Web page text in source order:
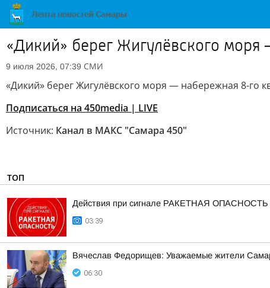
«Дикий» берег Жигулёвского
9 июля 2026, 07:39 СМИ
«Дикий» берег Жигулёвского моря — набережная 8-го
Подписаться на 450media | LIVE
Источник: Канал в МАКС "Самара 450"
ТОП
Действия при сигнале РАКЕТНАЯ ОПАСНОСТЬ
03:39
Вячеслав Федорищев: Уважаемые жители
06:30